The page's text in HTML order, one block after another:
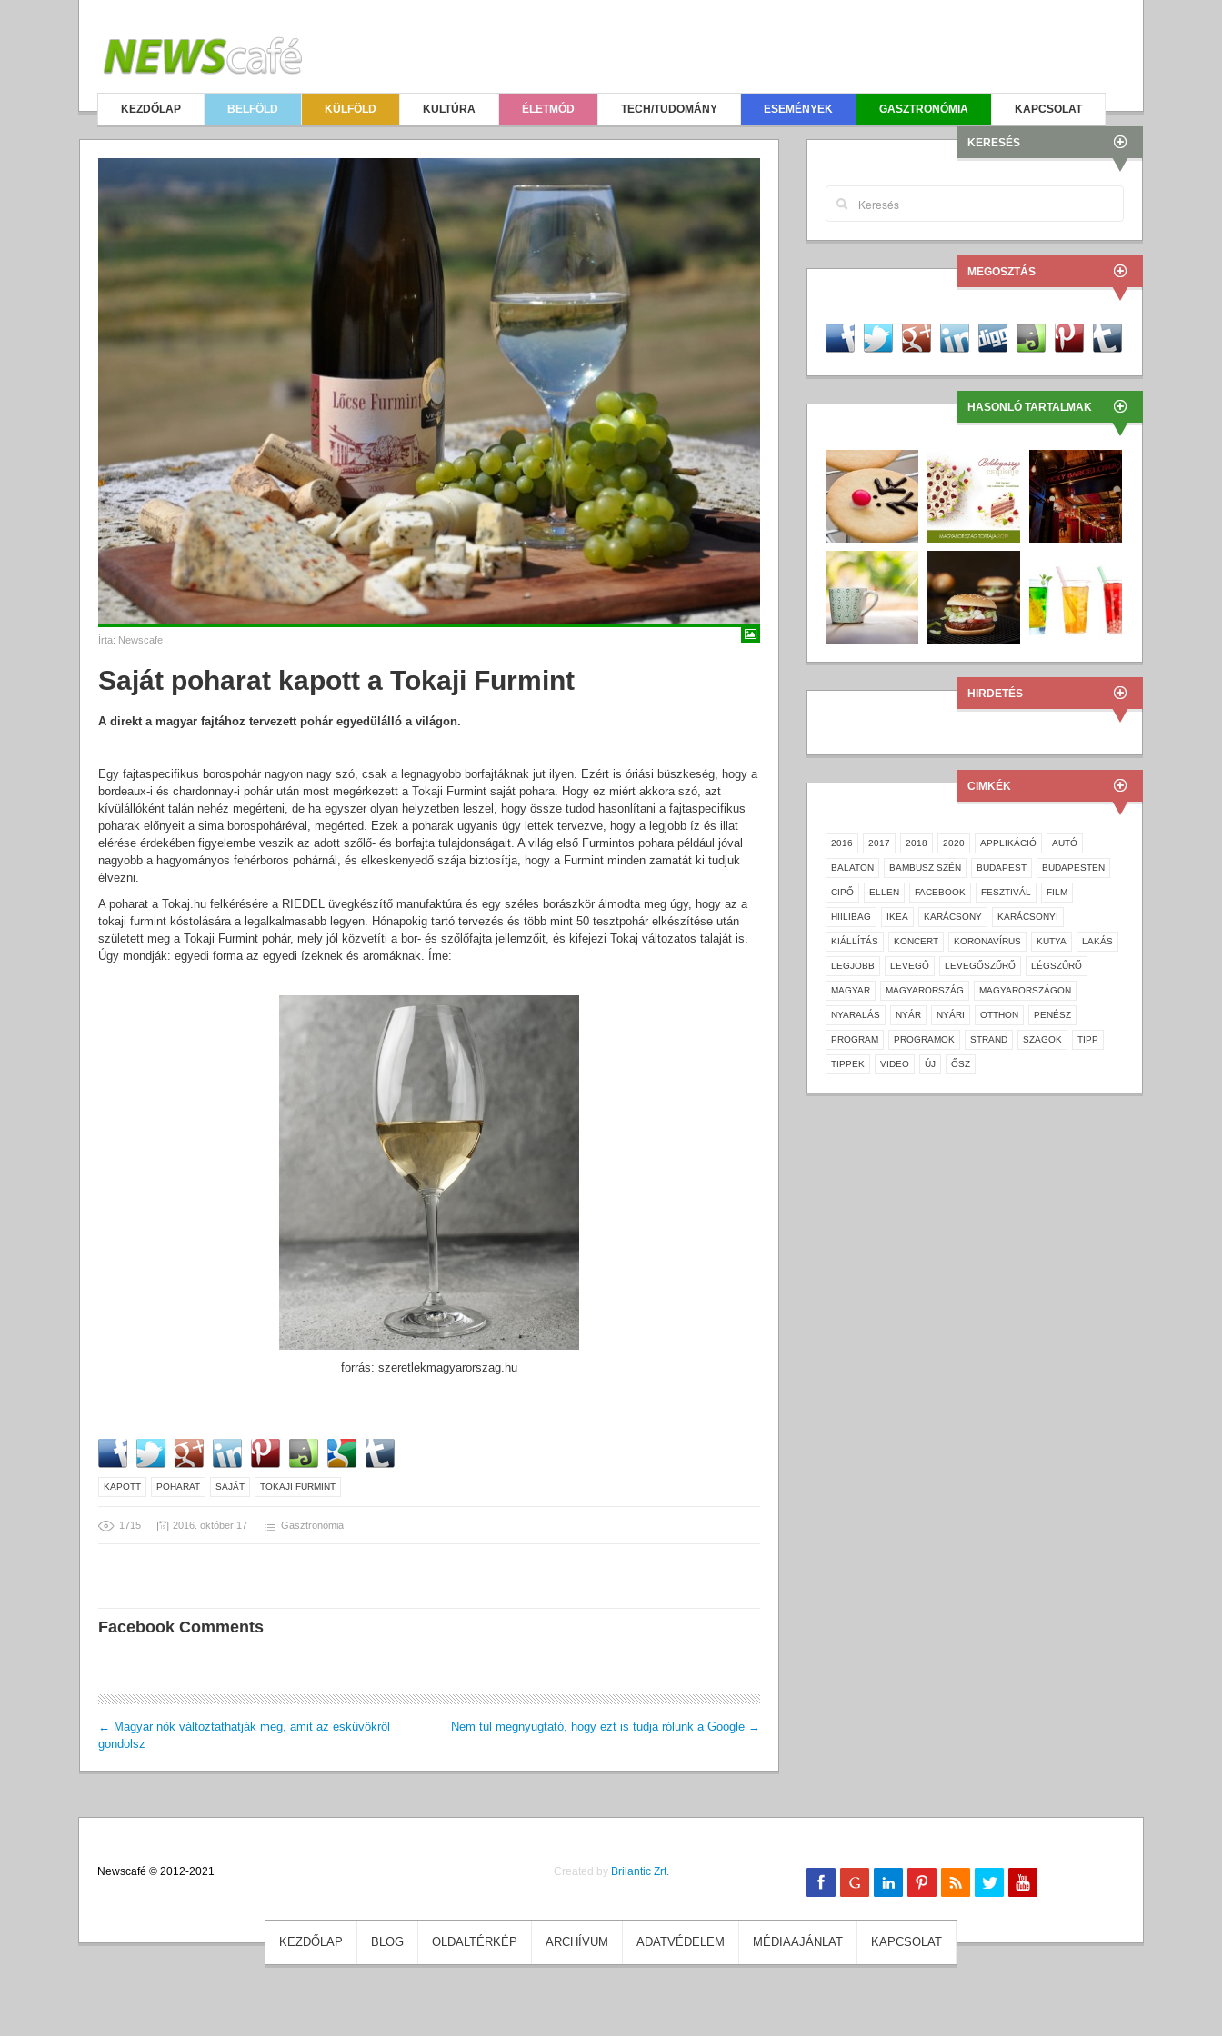
KEZDŐLAP BELFÖLD KÜLFÖLD KULTÚRA ÉLETMÓD TECH/TUDOMÁNY ESEMÉNYEK GASZTRONÓMIA KAPCSOLAT
Írta: Newscafe
Saját poharat kapott a Tokaji Furmint
A direkt a magyar fajtához tervezett pohár egyedülálló a világon.
Egy fajtaspecifikus borospohár nagyon nagy szó, csak a legnagyobb borfajtáknak jut ilyen. Ezért is óriási büszkeség, hogy a
bordeaux-i és chardonnay-i pohár után most megérkezett a Tokaji Furmint saját pohara. Hogy ez miért akkora szó, azt
kívülállóként talán nehéz megérteni, de ha egyszer olyan helyzetben leszel, hogy össze tudod hasonlítani a fajtaspecifikus
poharak előnyeit a sima borospoháréval, megérted. Ezek a poharak ugyanis úgy lettek tervezve, hogy a legjobb íz és illat
elérése érdekében figyelembe veszik az adott szőlő- és borfajta tulajdonságait. A világ első Furmintos pohara például jóval
nagyobb a hagyományos fehérboros pohárnál, és elkeskenyedő szája biztosítja, hogy a Furmint minden zamatát ki tudjuk
élvezni.
A poharat a Tokaj.hu felkérésére a RIEDEL üvegkészítő manufaktúra és egy széles borászkör álmodta meg úgy, hogy az a
tokaji furmint kóstolására a legalkalmasabb legyen. Hónapokig tartó tervezés és több mint 50 tesztpohár elkészítése után
született meg a Tokaji Furmint pohár, mely jól közvetíti a bor- és szőlőfajta jellemzőit, és kifejezi Tokaj változatos talaját is.
Úgy mondják: egyedi forma az egyedi ízeknek és aromáknak. Íme:
forrás: szeretlekmagyarorszag.hu
KAPOTT POHARAT SAJÁT TOKAJI FURMINT
1715 2016. október 17 Gasztronómia
Facebook Comments
← Magyar nők változtathatják meg, amit az esküvőkről
gondolsz
Nem túl megnyugtató, hogy ezt is tudja rólunk a Google →
KERESÉS
MEGOSZTÁS
HASONLÓ TARTALMAK
HIRDETÉS
CIMKÉK
2016 2017 2018 2020 APPLIKÁCIÓ AUTÓ
BALATON BAMBUSZ SZÉN BUDAPEST BUDAPESTEN
CIPŐ ELLEN FACEBOOK FESZTIVÁL FILM
HIILIBAG IKEA KARÁCSONY KARÁCSONYI
KIÁLLÍTÁS KONCERT KORONAVÍRUS KUTYA LAKÁS
LEGJOBB LEVEGŐ LEVEGŐSZŰRŐ LÉGSZŰRŐ
MAGYAR MAGYARORSZÁG MAGYARORSZÁGON
NYARALÁS NYÁR NYÁRI OTTHON PENÉSZ
PROGRAM PROGRAMOK STRAND SZAGOK TIPP
TIPPEK VIDEO ÚJ ŐSZ
Newscafé © 2012-2021 Created by Brilantic Zrt.
KEZDŐLAP BLOG OLDALTÉRKÉP ARCHÍVUM ADATVÉDELEM MÉDIAAJÁNLAT KAPCSOLAT